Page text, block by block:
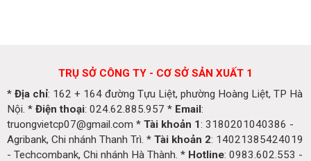
TRỤ SỞ CÔNG TY - CƠ SỞ SẢN XUẤT 1
* Địa chỉ: 162 + 164 đường Tựu Liệt, phường Hoàng Liệt, TP Hà
Nội. * Điện thoại: 024.62.885.957 * Email:
truongvietcp07@gmail.com * Tài khoản 1: 3180201040386 -
Agribank, Chi nhánh Thanh Trì. * Tài khoản 2: 14021385424019
- Techcombank, Chi nhánh Hà Thành. * Hotline: 0983.602.553 -